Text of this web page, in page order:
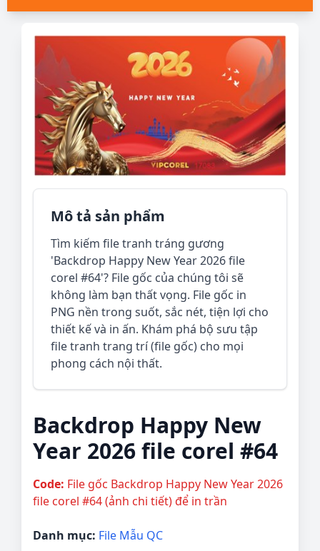
Mô tả sản phẩm
Tìm kiếm file tranh tráng gương
'Backdrop Happy New Year 2026 file
corel #64'? File gốc của chúng tôi sẽ
không làm bạn thất vọng. File gốc in
PNG nền trong suốt, sắc nét, tiện lợi cho
thiết kế và in ấn. Khám phá bộ sưu tập
file tranh trang trí (file gốc) cho mọi
phong cách nội thất.
Backdrop Happy New
Year 2026 file corel #64
Code: File gốc Backdrop Happy New Year 2026
file corel #64 (ảnh chi tiết) để in trần
Danh mục: File Mẫu QC